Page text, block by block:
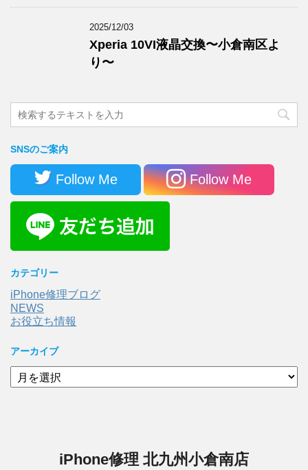
2025/12/03
Xperia 10VI液晶交換〜小倉南区よ
り〜
SNSのご案内
Follow Me Follow Me
カテゴリー
iPhone修理ブログ
NEWS
お役立ち情報
アーカイブ
ア
ー
iPhone修理 北九州小倉南店